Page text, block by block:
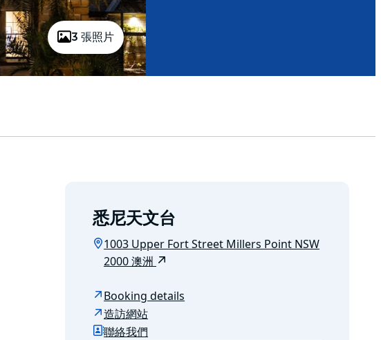
3 張照片
悉尼天文台
1003 Upper Fort Street Millers Point NSW
2000 澳洲
Booking details
造訪網站
聯絡我們